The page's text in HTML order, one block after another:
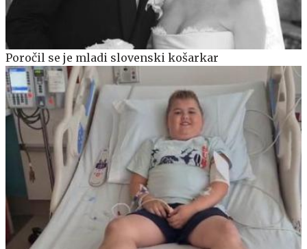
Poročil se je mladi slovenski košarkar